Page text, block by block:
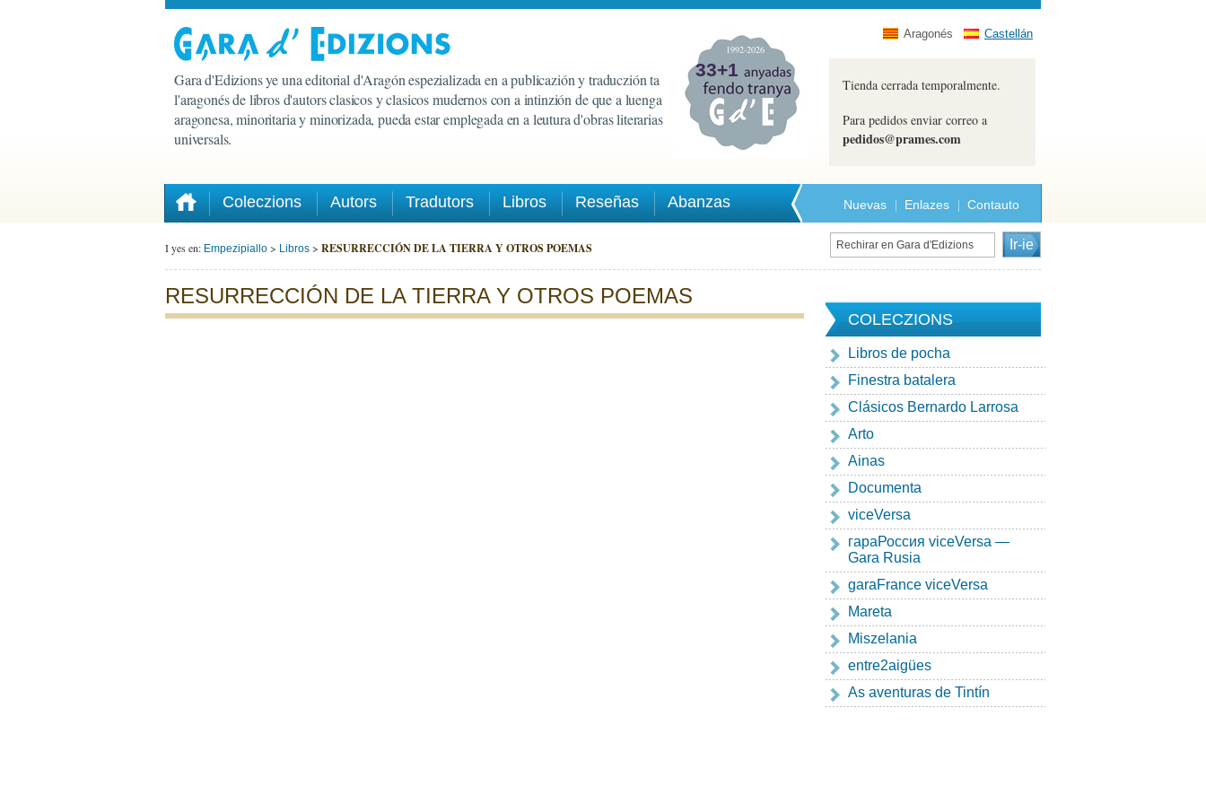
Gara d'Edizions ye una editorial d'Aragón espezializada en a publicazión y traduczión ta
l'aragonés de libros d'autors clasicos y clasicos mudernos con a intinzión de que a luenga
aragonesa, minoritaria y minorizada, pueda estar emplegada en a leutura d'obras literarias
universals.
1992-2026
33+1
Aragonés Castellán
Tienda cerrada temporalmente.
Para pedidos enviar correo a
pedidos@prames.com
Coleczions Autors Tradutors Libros Reseñas Abanzas Nuevas Enlazes Contauto
I yes en: Empezipiallo > Libros > RESURRECCIÓN DE LA TIERRA Y OTROS POEMAS
RESURRECCIÓN DE LA TIERRA Y OTROS POEMAS
COLECZIONS
Libros de pocha
Finestra batalera
Clásicos Bernardo Larrosa
Arto
Ainas
Documenta
viceVersa
гapaРоссия viceVersa —
Gara Rusia
garaFrance viceVersa
Mareta
Miszelania
entre2aigües
As aventuras de Tintín